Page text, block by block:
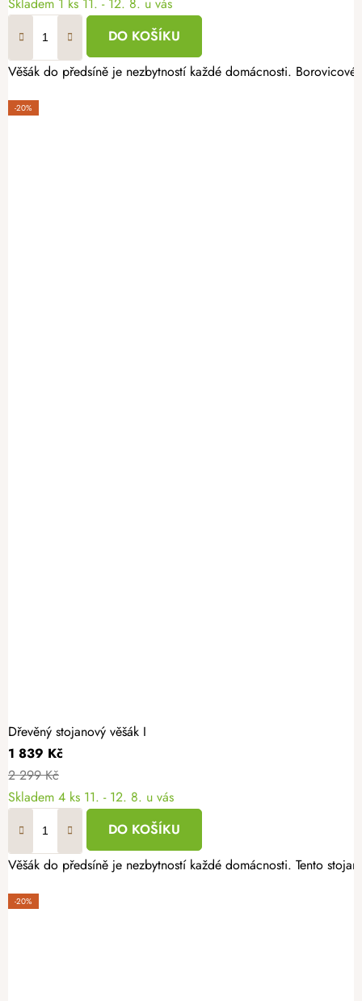
DO KOŠÍKU
Věšák do předsíně je nezbytností každé domácnosti.
-20%
Dřevěný stojanový věšák I
1 839 Kč
2 299 Kč
Skladem 4 ks 11. - 12. 8. u vás
DO KOŠÍKU
-20%